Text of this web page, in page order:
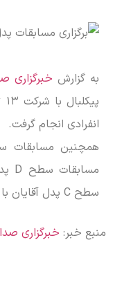
به گزارش خبرگزاری
انفرادی انجام گرفت.
سطح C پدل آقایان با شرکت ۹ تیم برگزار شد.
منبع خبر: خبرگزاری